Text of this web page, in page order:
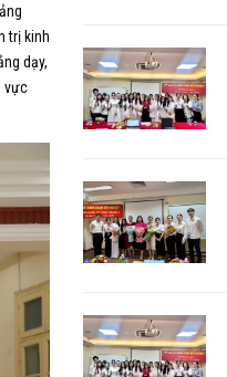
trị kinh
dạy,
vực